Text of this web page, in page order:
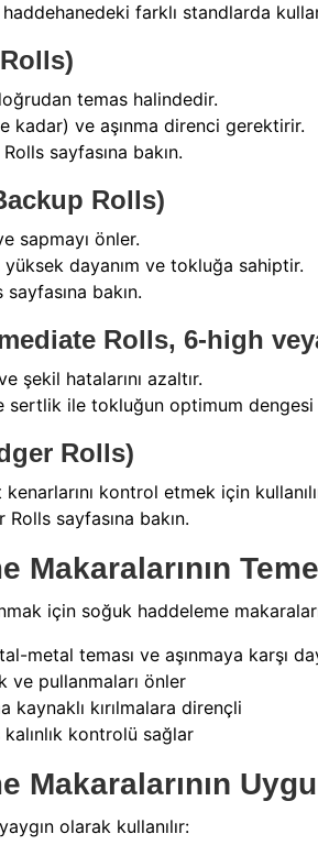
farklı standlarda
temas halindedir.
kadar) ve aşınma direnci gerektirir.
sayfasına bakın.
Rolls)
sapmayı önler.
dayanım ve tokluğa sahiptir.
bakın.
Rolls, 6-high
şekil hatalarını azaltır.
sertlik ile tokluğun optimum dengesi
Rolls)
kontrol etmek için
sayfasına bakın.
Makaralarının
için soğuk haddeleme
metal teması ve aşınmaya karşı
ve pullanmaları önler
kırılmalara dirençli
kontrolü sağlar
Makaralarının
olarak kullanılır: